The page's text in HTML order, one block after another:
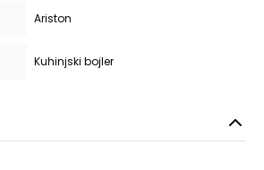
Ariston
Kuhinjski bojler